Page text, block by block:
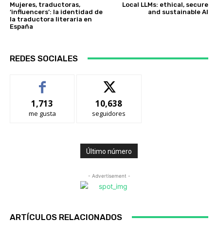
Mujeres, traductoras,
‘influencers’: la identidad de
la traductora literaria en
España
Local LLMs: ethical, secure
and sustainable AI
REDES SOCIALES
1,713
me gusta
10,638
seguidores
Último número
- Advertisement -
ARTÍCULOS RELACIONADOS